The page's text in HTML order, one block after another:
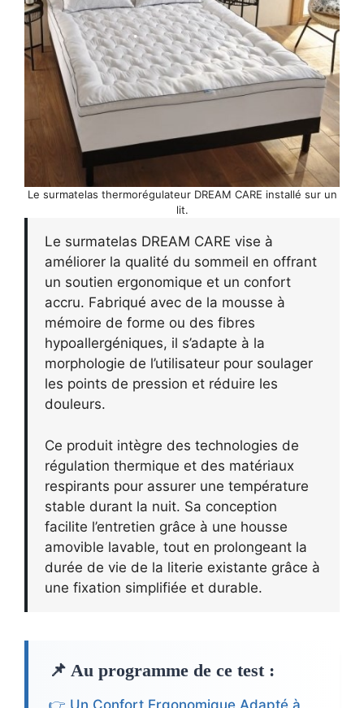
Le surmatelas thermorégulateur DREAM CARE installé sur un
lit.
Le surmatelas DREAM CARE vise à
améliorer la qualité du sommeil en offrant
un soutien ergonomique et un confort
accru. Fabriqué avec de la mousse à
mémoire de forme ou des fibres
hypoallergéniques, il s’adapte à la
morphologie de l’utilisateur pour soulager
les points de pression et réduire les
douleurs.
Ce produit intègre des technologies de
régulation thermique et des matériaux
respirants pour assurer une température
stable durant la nuit. Sa conception
facilite l’entretien grâce à une housse
amovible lavable, tout en prolongeant la
durée de vie de la literie existante grâce à
une fixation simplifiée et durable.
📌 Au programme de ce test :
👉 Un Confort Ergonomique Adapté à